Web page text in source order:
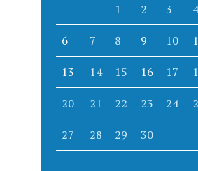
1 2 3
6 7 8 9 10
13 14 15 16 17
20 21 22 23 24
27 28 29 30